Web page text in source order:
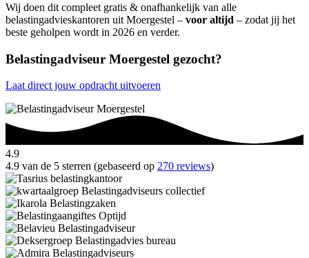
Wij doen dit compleet gratis & onafhankelijk van alle
belastingadvieskantoren uit Moergestel – voor altijd – zodat jij het
beste geholpen wordt in 2026 en verder.
Belastingadviseur Moergestel gezocht?
Laat direct jouw opdracht uitvoeren
4.9
4.9 van de 5 sterren (gebaseerd op 270 reviews)